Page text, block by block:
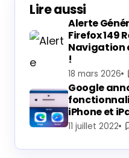
Lire aussi
Alerte
Firefox 149
Navigation
!
18 mars 2026
Google
iPhone et
11 juillet 2022